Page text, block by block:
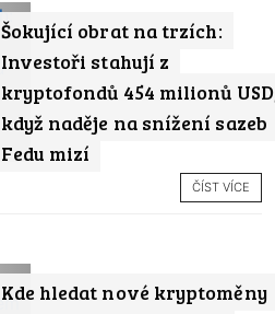
Šokující obrat na trzích:
Investoři stahují z
kryptofondů 454 milionů
když naděje na snížení sazeb
Fedu mizí
ČÍST VÍCE
Kde hledat nové kryptoměny